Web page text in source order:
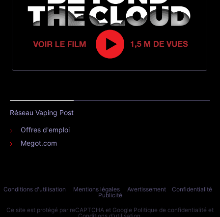
Réseau Vaping Post
Offres d'emploi
Megot.com
Conditions d'utilisation Mentions légales Avertissement
Confidentialité
Publicité
Ce site est protégé par reCAPTCHA et Google Politique de confidentialité et